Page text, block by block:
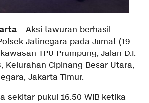
– Aksi tawuran berhasil
Jatinegara pada Jumat (19-
TPU Prumpung, Jalan D.I.
Kelurahan Cipinang Besar Utara,
Jakarta Timur.
sekitar pukul 16.50 WIB ketika